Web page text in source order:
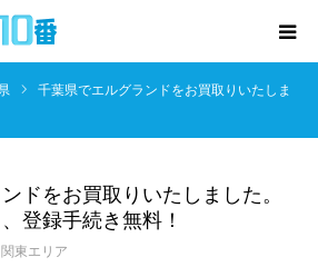
千葉県でエルグランドをお買取りいたしま
ドをお買取りいたしました。
登録手続き無料！
関東エリア